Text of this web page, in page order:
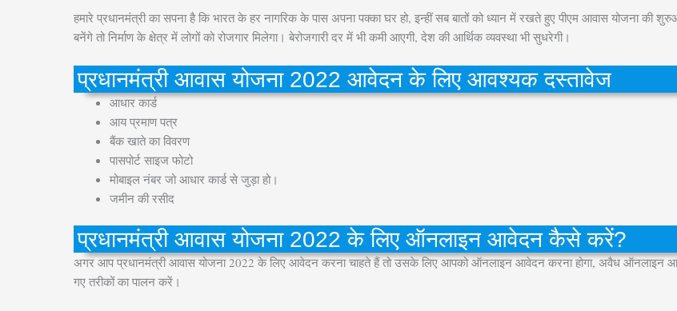
हमारे प्रधानमंत्री का सपना है कि भारत के हर नागरिक के पास अपना पक्का घर हो, इन्हीं सब बातों को ध्यान में रखते हुए पीएम आवास योजना की
बनेंगे तो निर्माण के क्षेत्र में लोगों को रोजगार मिलेगा। बेरोजगारी दर में भी कमी आएगी, देश की आर्थिक व्यवस्था भी सुधरेगी।
प्रधानमंत्री आवास योजना 2022 आवेदन के लिए आवश्यक दस्तावेज
आधार कार्ड
आय प्रमाण पत्र
बैंक खाते का विवरण
पासपोर्ट साइज फोटो
मोबाइल नंबर जो आधार कार्ड से जुड़ा हो।
जमीन की रसीद
प्रधानमंत्री आवास योजना 2022 के लिए ऑनलाइन आवेदन कैसे करें?
अगर आप प्रधानमंत्री आवास योजना 2022 के लिए आवेदन करना चाहते हैं तो उसके लिए आपको ऑनलाइन आवेदन करना होगा, अवैध ऑनलाइन
गए तरीकों का पालन करें।